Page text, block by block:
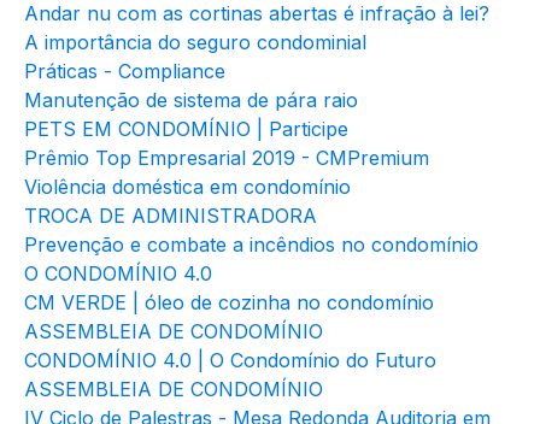
Andar nu com as cortinas abertas é infração à lei?
A importância do seguro condominial
Práticas - Compliance
Manutenção de sistema de pára raio
PETS EM CONDOMÍNIO | Participe
Prêmio Top Empresarial 2019 - CMPremium
Violência doméstica em condomínio
TROCA DE ADMINISTRADORA
Prevenção e combate a incêndios no condomínio
O CONDOMÍNIO 4.0
CM VERDE | óleo de cozinha no condomínio
ASSEMBLEIA DE CONDOMÍNIO
CONDOMÍNIO 4.0 | O Condomínio do Futuro
ASSEMBLEIA DE CONDOMÍNIO
IV Ciclo de Palestras - Mesa Redonda Auditoria em